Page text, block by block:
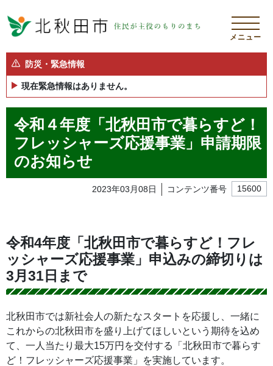
メニュー
防災・緊急情報
現在緊急情報はありません。
令和４年度「北秋田市で暮らすど！
フレッシャーズ応援事業」申請期限
のお知らせ
2023年03月08日 コンテンツ番号 15600
令和4年度「北秋田市で暮らすど！フレ
ッシャーズ応援事業」申込みの締切りは
3月31日まで
北秋田市では新社会人の新たなスタートを応援し、一緒に
これからの北秋田市を盛り上げてほしいという期待を込め
て、一人当たり最大15万円を交付する「北秋田市で暮らす
ど！フレッシャーズ応援事業」を実施しています。